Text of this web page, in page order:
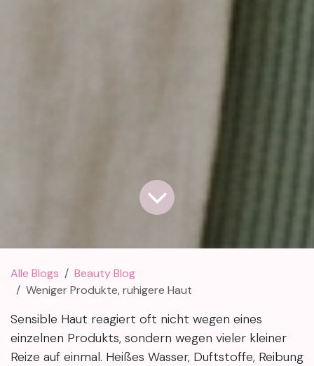
Alle Blogs
Beauty Blog
Weniger Produkte, ruhigere Haut
Sensible Haut reagiert oft nicht wegen eines
einzelnen Produkts, sondern wegen vieler kleiner
Reize auf einmal. Heißes Wasser, Duftstoffe, Reibung